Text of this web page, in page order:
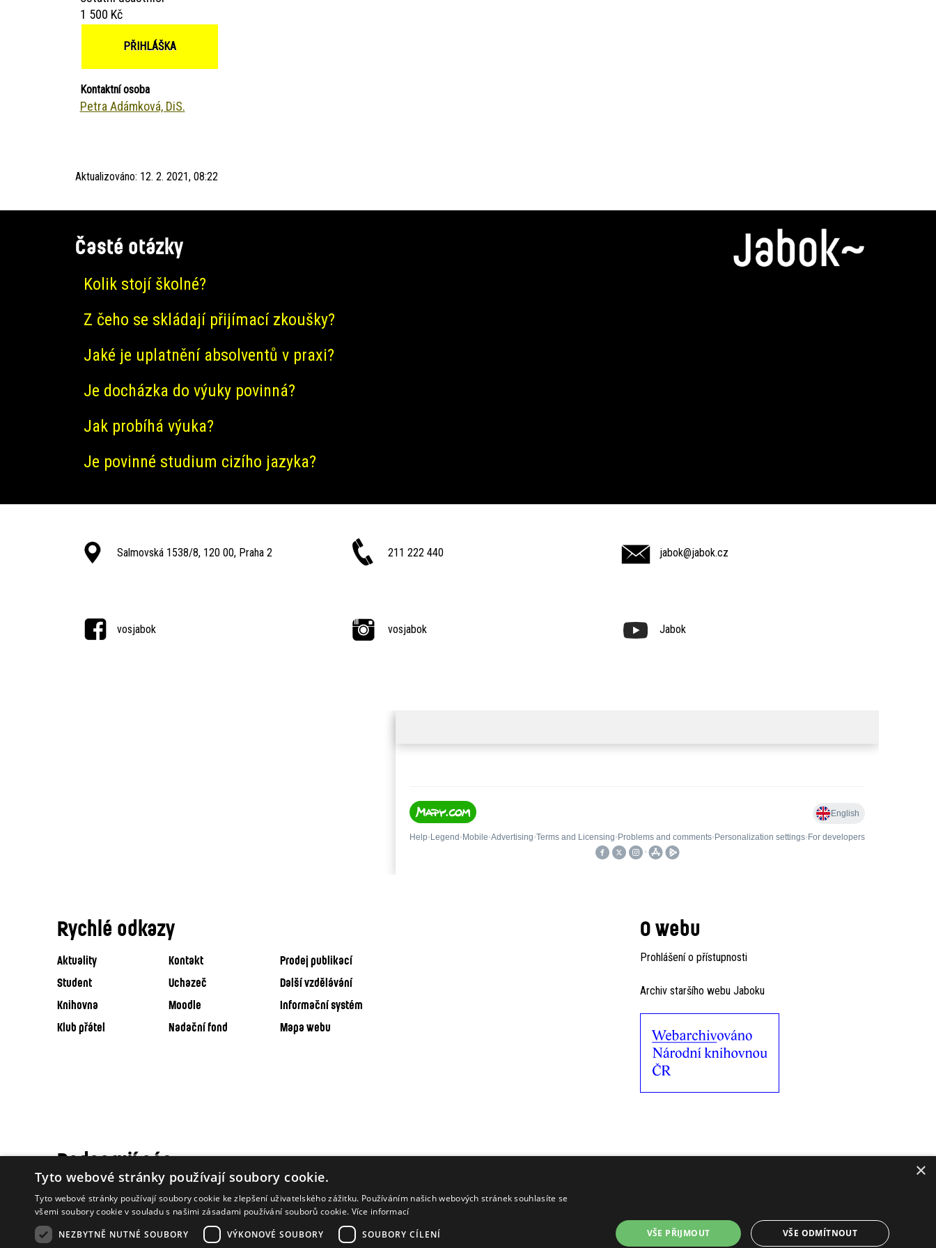
1 500 Kč
PŘIHLÁŠKA
Kontaktní osoba
Petra Adámková, DiS.
Aktualizováno: 12. 2. 2021, 08:22
Časté otázky
Kolik stojí školné?
Z čeho se skládají přijímací zkoušky?
Jaké je uplatnění absolventů v praxi?
Je docházka do výuky povinná?
Jak probíhá výuka?
Je povinné studium cizího jazyka?
Salmovská 1538/8, 120 00, Praha 2 211 222 440 jabok@jabok.cz
vosjabok vosjabok Jabok
Rychlé odkazy
Aktuality Kontakt
Prodej publikací
Student
Uchazeč
Další vzdělávání
Knihovna
Moodle
Informační systém
Klub přátel
Nadační fond Mapa webu
O webu
Prohlášení o přístupnosti
Archiv staršího webu Jaboku
Podporují nás ×
Tyto webové stránky používají soubory cookie.
Tyto webové stránky používají soubory cookie ke zlepšení uživatelského zážitku. Používáním našich webových stránek souhlasíte se
všemi soubory cookie v souladu s našimi zásadami používání souborů cookie. Více informací
NEZBYTNĚ NUTNÉ SOUBORY
VÝKONOVÉ SOUBORY SOUBORY CÍLENÍ VŠE PŘIJMOUT VŠE ODMÍTNOUT